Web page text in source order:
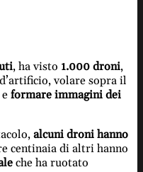
, ha visto 1.000 droni,
volare sopra il
formare immagini dei
alcuni droni hanno
centinaia di altri hanno
che ha ruotato